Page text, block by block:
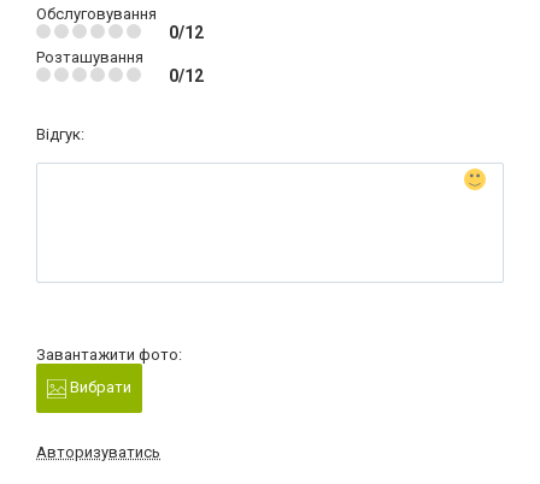
Обслуговування
0/12
Розташування
0/12
Відгук:
Завантажити фото:
Вибрати
Авторизуватись